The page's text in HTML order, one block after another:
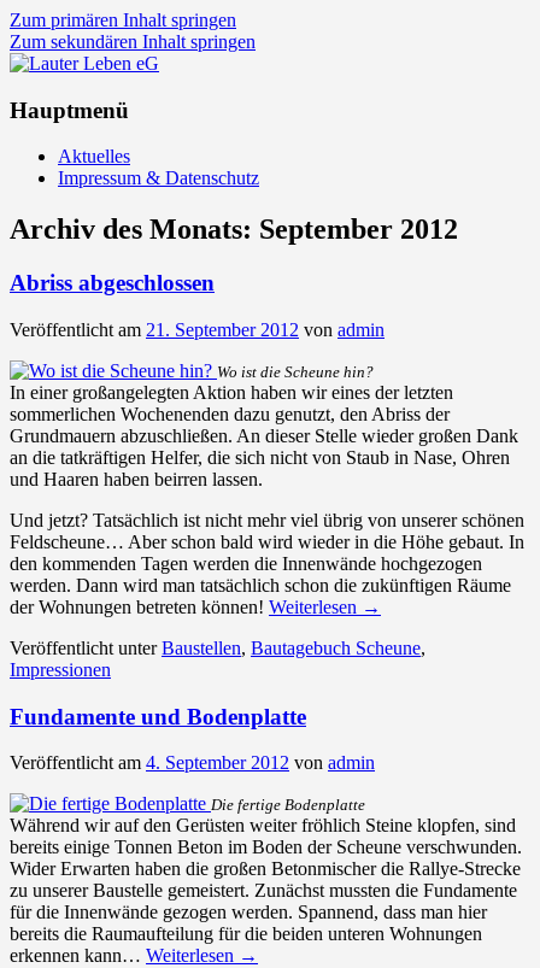
Zum primären Inhalt springen
Zum sekundären Inhalt springen
Lauter Leben eG
Hauptmenü
Aktuelles
Impressum & Datenschutz
Archiv des Monats: September 2012
Abriss abgeschlossen
Veröffentlicht am 21. September 2012 von admin
Wo ist die Scheune hin?
In einer großangelegten Aktion haben wir eines der letzten
sommerlichen Wochenenden dazu genutzt, den Abriss der
Grundmauern abzuschließen. An dieser Stelle wieder großen Dank
an die tatkräftigen Helfer, die sich nicht von Staub in Nase, Ohren
und Haaren haben beirren lassen.
Und jetzt? Tatsächlich ist nicht mehr viel übrig von unserer schönen
Feldscheune… Aber schon bald wird wieder in die Höhe gebaut. In
den kommenden Tagen werden die Innenwände hochgezogen
werden. Dann wird man tatsächlich schon die zukünftigen Räume
der Wohnungen betreten können! Weiterlesen →
Veröffentlicht unter Baustellen, Bautagebuch Scheune,
Impressionen
Fundamente und Bodenplatte
Veröffentlicht am 4. September 2012 von admin
Die fertige Bodenplatte
Während wir auf den Gerüsten weiter fröhlich Steine klopfen, sind
bereits einige Tonnen Beton im Boden der Scheune verschwunden.
Wider Erwarten haben die großen Betonmischer die Rallye-Strecke
zu unserer Baustelle gemeistert. Zunächst mussten die Fundamente
für die Innenwände gezogen werden. Spannend, dass man hier
bereits die Raumaufteilung für die beiden unteren Wohnungen
erkennen kann… Weiterlesen →